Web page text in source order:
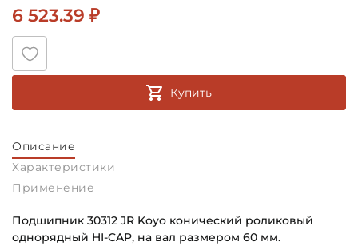
6 523.39 ₽
Купить
Описание
Характеристики
Применение
Подшипник 30312 JR Koyo конический роликовый
однорядный HI-CAP, на вал размером 60 мм.